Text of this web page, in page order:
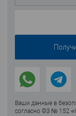
Ваши данные в
согласно ФЗ № 152